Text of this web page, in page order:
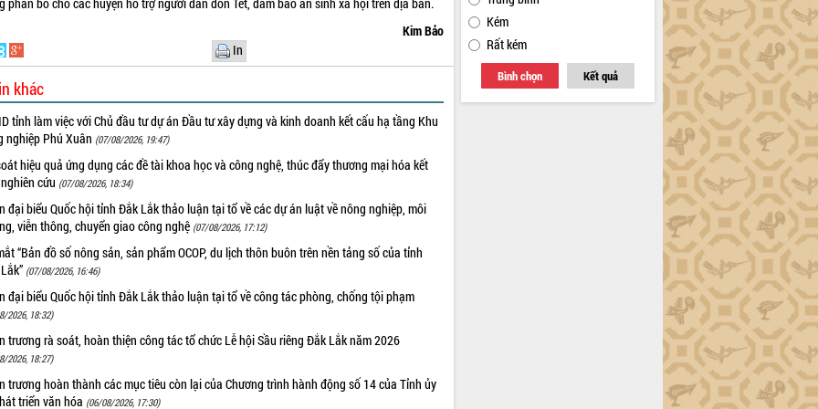
Kim Bảo
In
khác
tỉnh làm việc với Chủ đầu tư dự án Đầu tư xây dựng và kinh doanh kết cấu hạ tầng Khu
nghiệp Phú Xuân (07/08/2026, 19:47)
hiệu quả ứng dụng các đề tài khoa học và công nghệ, thúc đẩy thương mại hóa kết
cứu (07/08/2026, 18:34)
đại biểu Quốc hội tỉnh Đắk Lắk thảo luận tại tổ về các dự án luật về nông nghiệp, môi
viễn thông, chuyển giao công nghệ (07/08/2026, 17:12)
“Bản đồ số nông sản, sản phẩm OCOP, du lịch thôn buôn trên nền tảng số của tỉnh
(07/08/2026, 16:46)
đại biểu Quốc hội tỉnh Đắk Lắk thảo luận tại tổ về công tác phòng, chống tội phạm
2026, 18:32)
trương rà soát, hoàn thiện công tác tổ chức Lễ hội Sầu riêng Đắk Lắk năm 2026
2026, 18:27)
trương hoàn thành các mục tiêu còn lại của Chương trình hành động số 14 của Tỉnh ủy
triển văn hóa (06/08/2026, 17:30)
Kém
Rất kém
Bình chọn Kết quả